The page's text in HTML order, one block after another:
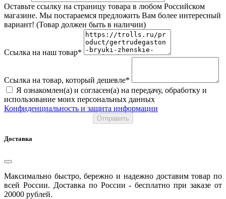
Оставьте ссылку на страницу товара в любом Российском
магазине. Мы постараемся предложить Вам более интересный
вариант! (Товар должен быть в наличии)
Ссылка на наш товар*
Ссылка на товар, который дешевле*
Я ознакомлен(а) и согласен(а) на передачу, обработку и
использование моих персональных данных
Конфиденциальность и защита информации
Отправить
Доставка
Максимально быстро, бережно и надежно доставим товар по
всей России. Доставка по России - бесплатно при заказе от
20000 рублей.